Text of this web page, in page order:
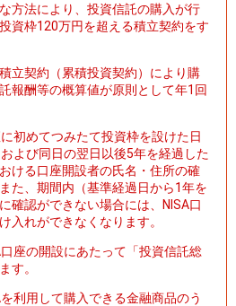
方法により、投資信託の購入が行
資枠120万円を超える積立契約をす
立契約（累積投資契約）により購
報酬等の概算値が原則として年1回
初めてつみたて投資枠を設けた日
よび同日の翌日以後5年を経過した
ける口座開設者の氏名・住所の確
た、期間内（基準経過日から1年を
確認ができない場合には、NISA口
入れができなくなります。
座の開設にあたって「投資信託総
す。
利用して購入できる金融商品のう